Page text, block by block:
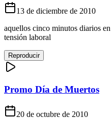
13 de diciembre de 2010
aquellos cinco minutos diarios
tensión laboral
Reproducir
Promo Día de Muertos
20 de octubre de 2010